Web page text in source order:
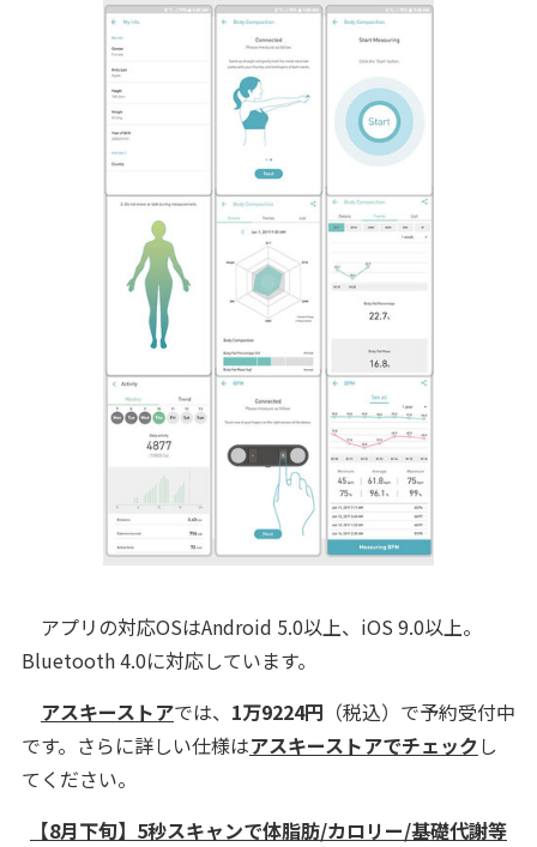
アプリの対応OSはAndroid 5.0以上、iOS 9.0以上。
Bluetooth 4.0に対応しています。
アスキーストアでは、 1万9224円 （税込）で予約受付中
です。さらに詳しい仕様はアスキーストアでチェックし
てください。
【8月下旬】5秒スキャンで体脂肪/カロリー/基礎代謝等